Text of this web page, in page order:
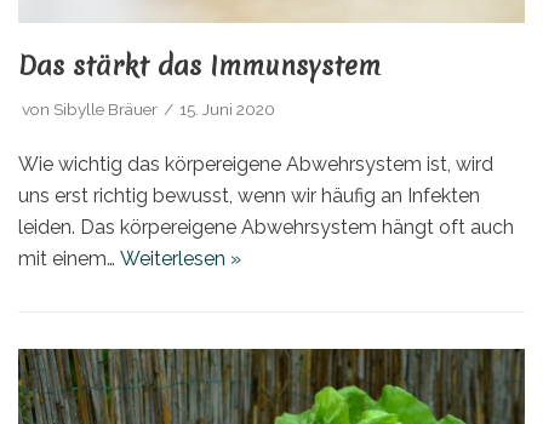
Das stärkt das Immunsystem
von Sibylle Bräuer 15. Juni 2020
Wie wichtig das körpereigene Abwehrsystem ist, wird
uns erst richtig bewusst, wenn wir häufig an Infekten
leiden. Das körpereigene Abwehrsystem hängt oft auch
mit einem… Weiterlesen »